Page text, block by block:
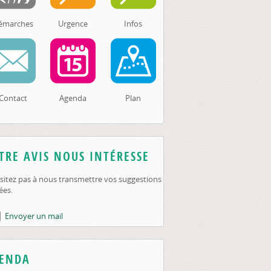
Urgence Infos
Agenda Plan
AVIS NOUS INTÉRESSE
pas à nous transmettre vos suggestions
Envoyer un mail